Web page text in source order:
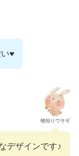
♥
物知りウサギ
デザインです♪